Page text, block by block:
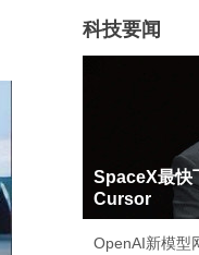
科技要闻
SpaceX最快
Cursor
OpenAI新模型